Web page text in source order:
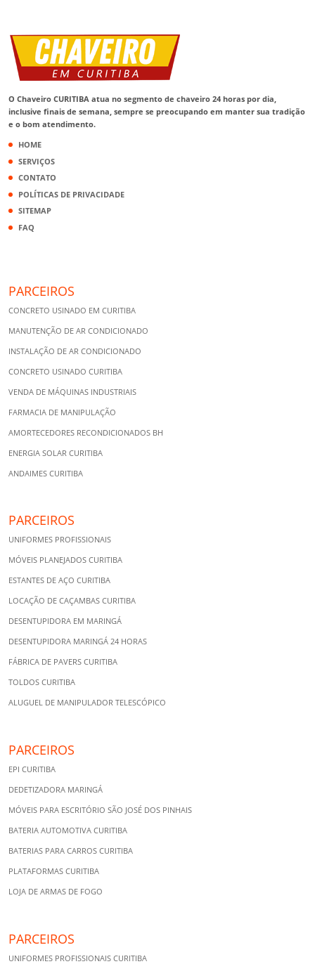
O Chaveiro CURITIBA atua no segmento de chaveiro 24 horas por dia,
inclusive finais de semana, sempre se preocupando em manter sua tradição
e o bom atendimento.
HOME
SERVIÇOS
CONTATO
POLÍTICAS DE PRIVACIDADE
SITEMAP
FAQ
PARCEIROS
CONCRETO USINADO EM CURITIBA
MANUTENÇÃO DE AR CONDICIONADO
INSTALAÇÃO DE AR CONDICIONADO
CONCRETO USINADO CURITIBA
VENDA DE MÁQUINAS INDUSTRIAIS
FARMACIA DE MANIPULAÇÃO
AMORTECEDORES RECONDICIONADOS BH
ENERGIA SOLAR CURITIBA
ANDAIMES CURITIBA
PARCEIROS
UNIFORMES PROFISSIONAIS
MÓVEIS PLANEJADOS CURITIBA
ESTANTES DE AÇO CURITIBA
LOCAÇÃO DE CAÇAMBAS CURITIBA
DESENTUPIDORA EM MARINGÁ
DESENTUPIDORA MARINGÁ 24 HORAS
FÁBRICA DE PAVERS CURITIBA
TOLDOS CURITIBA
ALUGUEL DE MANIPULADOR TELESCÓPICO
PARCEIROS
EPI CURITIBA
DEDETIZADORA MARINGÁ
MÓVEIS PARA ESCRITÓRIO SÃO JOSÉ DOS PINHAIS
BATERIA AUTOMOTIVA CURITIBA
BATERIAS PARA CARROS CURITIBA
PLATAFORMAS CURITIBA
LOJA DE ARMAS DE FOGO
PARCEIROS
UNIFORMES PROFISSIONAIS CURITIBA